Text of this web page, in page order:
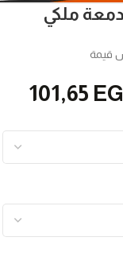
ملكي
قيمة
101,65